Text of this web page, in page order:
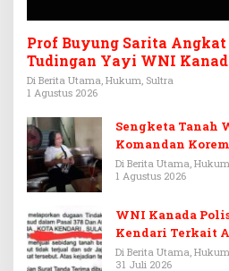
Prof Buyung Sarita
Tudingan Yayi WNI
Rp3,6 Miliar
Di Berita Utama, Hukum, Sultra
1 Agustus 2026
Sengketa Tanah
Komandan
Warisan Menjadi
Di Berita Utama,
1 Agustus 2026
WNI Kanada
Kendari Terkait
Di Berita Utama,
31 Juli 2026